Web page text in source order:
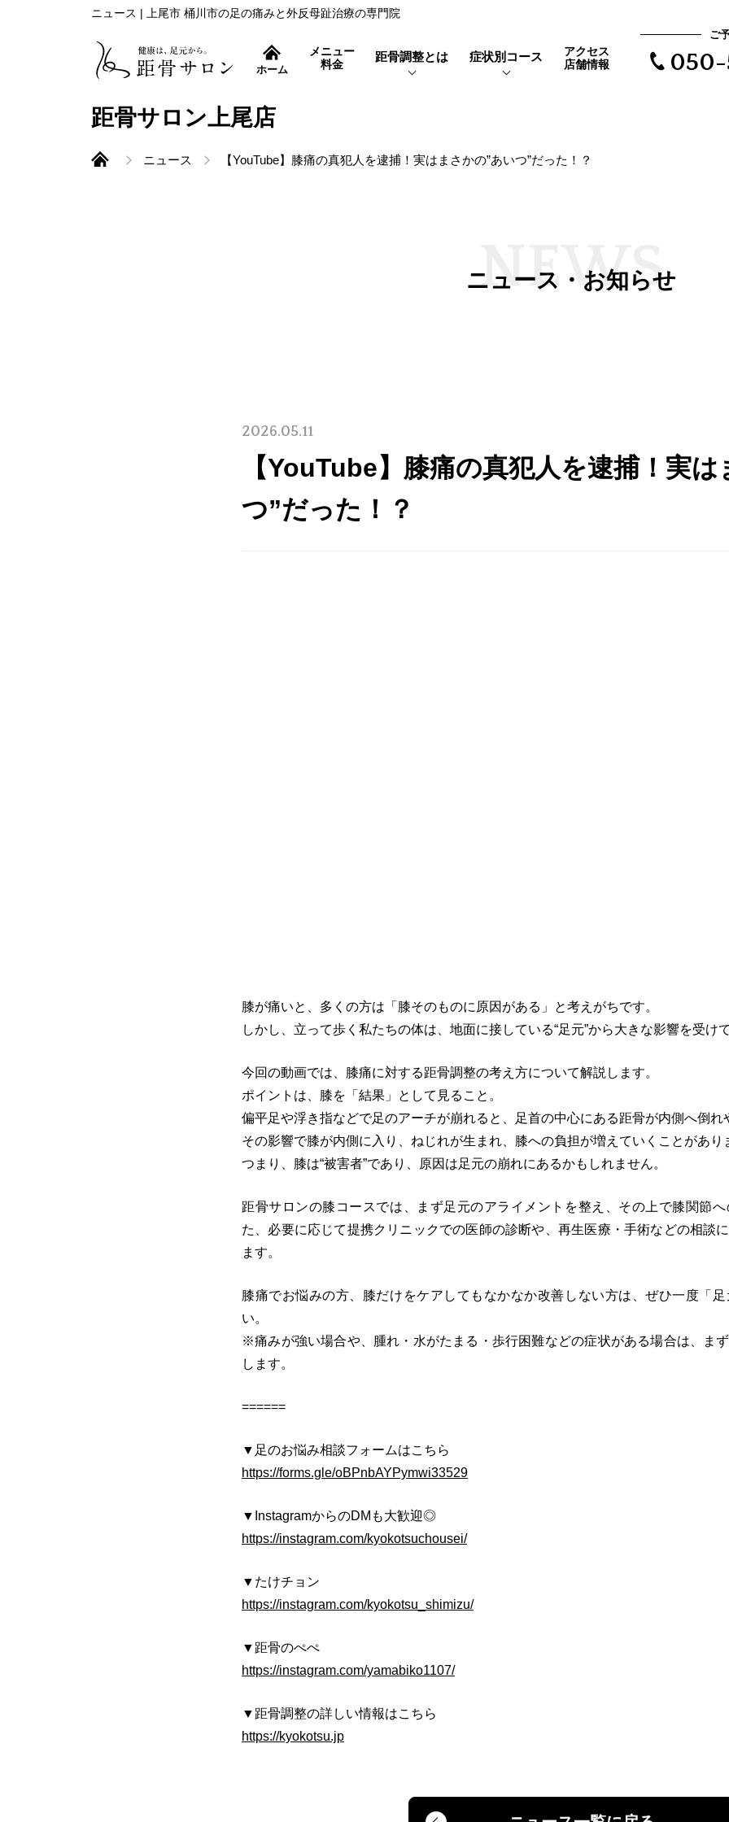
ホーム
メニュー
料金
距骨調整とは 症状別コース
症状別コース
立ち仕事で足がだるい
アクセス
店舗情報
ご
050-
ニュース | 上尾市 桶川市の足の痛みと外反母趾治療の専門院
距骨サロン上尾店
ニュース 【YouTube】膝痛の真犯人を逮捕！実はまさかの”あいつ”だった！？
ニュース・お知らせ
NEWS
2026.05.11
【YouTube】膝痛の真犯人を逮捕！実
つ”だった！？
膝が痛いと、多くの方は「膝そのものに原因がある」と考えがちです。
しかし、立って歩く私たちの体は、地面に接している“足元”から大きな影響を受け
今回の動画では、膝痛に対する距骨調整の考え方について解説します。
ポイントは、膝を「結果」として見ること。
偏平足や浮き指などで足のアーチが崩れると、足首の中心にある距骨が内側へ倒れ
その影響で膝が内側に入り、ねじれが生まれ、膝への負担が増えていくことがあり
つまり、膝は“被害者”であり、原因は足元の崩れにあるかもしれません。
距骨サロンの膝コースでは、まず足元のアライメントを整え、その上で膝関節
た、必要に応じて提携クリニックでの医師の診断や、再生医療・手術などの相談
ます。
膝痛でお悩みの方、膝だけをケアしてもなかなか改善しない方は、ぜひ一度「
い。
※痛みが強い場合や、腫れ・水がたまる・歩行困難などの症状がある場合は、ま
します。
======
▼足のお悩み相談フォームはこちら
https://forms.gle/oBPnbAYPymwi33529
▼InstagramからのDMも大歓迎◎
https://instagram.com/kyokotsuchousei/
▼たけチョン
https://instagram.com/kyokotsu_shimizu/
▼距骨のぺぺ
https://instagram.com/yamabiko1107/
▼距骨調整の詳しい情報はこちら
https://kyokotsu.jp